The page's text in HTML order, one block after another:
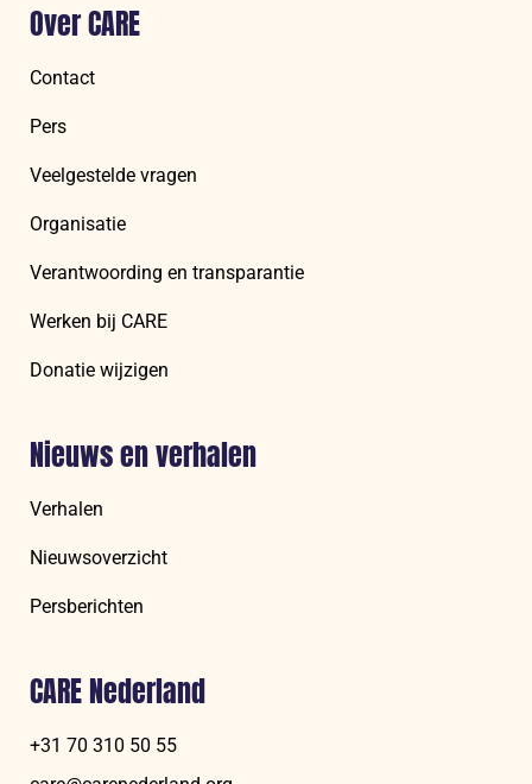
Over CARE
Contact
Pers
Veelgestelde vragen
Organisatie
Verantwoording en transparantie
Werken bij CARE
Donatie wijzigen
Nieuws en verhalen
Verhalen
Nieuwsoverzicht
Persberichten
CARE Nederland
+31 70 310 50 55